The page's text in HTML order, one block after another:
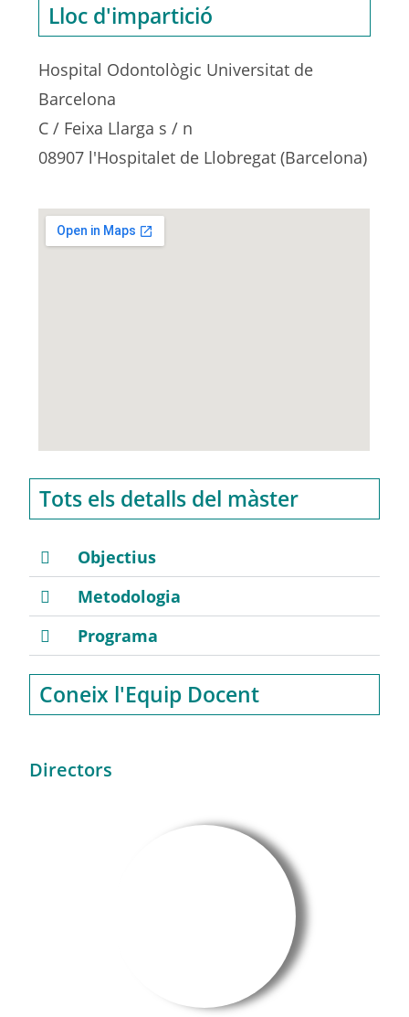
Lloc d'impartició
Hospital Odontològic Universitat de
Barcelona
C / Feixa Llarga s / n
08907 l'Hospitalet de Llobregat (Barcelona)
Tots els detalls del màster
Objectius
Metodologia
Programa
Coneix l'Equip Docent
Directors